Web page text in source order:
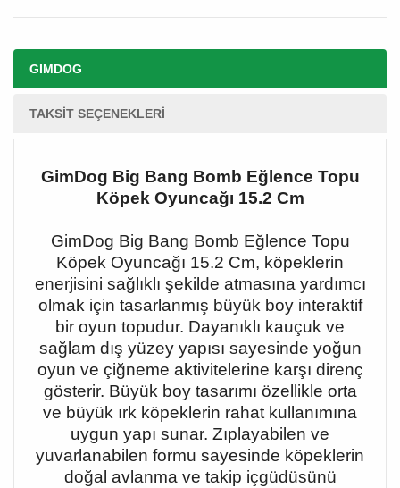
GIMDOG
TAKSIT SEÇENEKLERI
GimDog Big Bang Bomb Eğlence Topu
Köpek Oyuncağı 15.2 Cm
GimDog Big Bang Bomb Eğlence Topu
Köpek Oyuncağı 15.2 Cm, köpeklerin
enerjisini sağlıklı şekilde atmasına yardımcı
olmak için tasarlanmış büyük boy interaktif
bir oyun topudur. Dayanıklı kauçuk ve
sağlam dış yüzey yapısı sayesinde yoğun
oyun ve çiğneme aktivitelerine karşı direnç
gösterir. Büyük boy tasarımı özellikle orta
ve büyük ırk köpeklerin rahat kullanımına
uygun yapı sunar. Zıplayabilen ve
yuvarlanabilen formu sayesinde köpeklerin
doğal avlanma ve takip içgüdüsünü